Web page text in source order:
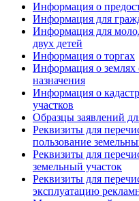
Информация о
Информация для
Информация для
двух детей
Информация о торгах
Информация о землях
назначения
Информация о
участков
Образцы заявлений
Реквизиты для
пользование
Реквизиты для
земельный участок
Реквизиты для
эксплуатацию